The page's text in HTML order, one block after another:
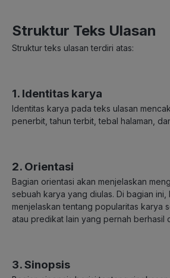
Struktur Teks Ulasan
Struktur teks ulasan terdiri atas:
1. Identitas karya
Identitas karya pada teks ulasan
penerbit, tahun terbit, tebal halaman,
2. Orientasi
Bagian orientasi akan menjelaskan
sebuah karya yang diulas. Di bagian ini,
menjelaskan tentang popularitas karya
atau predikat lain yang pernah berhasil
3. Sinopsis